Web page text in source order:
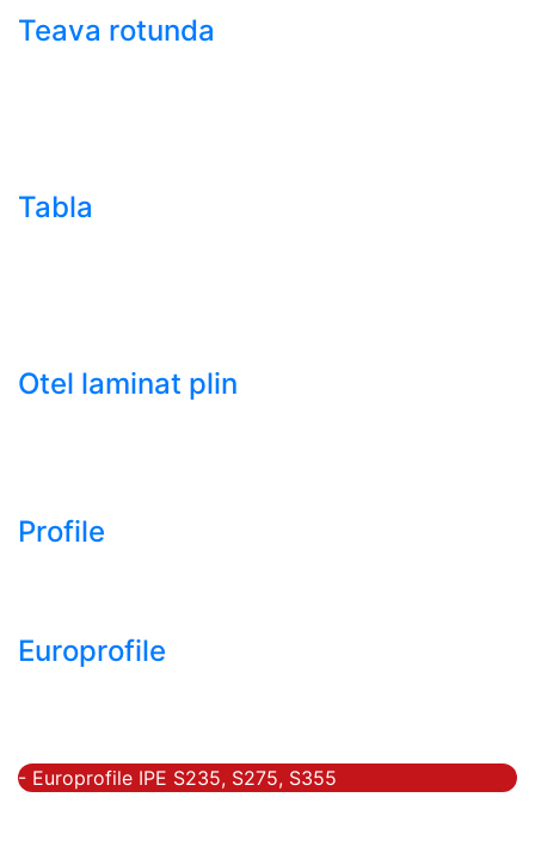
Teava rotunda
Tabla
Otel laminat plin
Profile
Europrofile
- Europrofile IPE S235, S275, S355